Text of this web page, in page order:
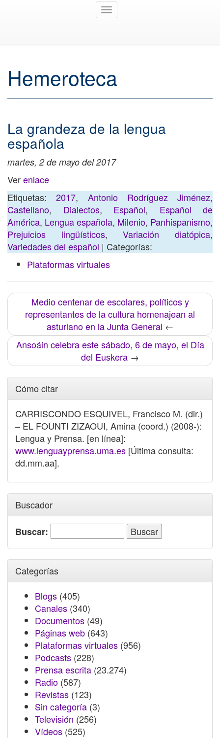
Toggle
Hemeroteca
La grandeza de la lengua
española
martes, 2 de mayo del 2017
Verenlace
Etiquetas:2017, Antonio Rodríguez Jiménez,
Castellano, Dialectos, Español, Español de
América, Lengua española, Milenio, Panhispanismo,
Prejuicios lingüísticos,Variación diatópica,
Variedades del español | Categorías:
Plataformas virtuales
Medio centenar de escolares, políticos y
representantes de la cultura homenajean al
asturiano en la Junta General ←
Ansoáin celebra este sábado, 6 de mayo, el Día
del Euskera →
Cómo citar
CARRISCONDO ESQUIVEL, Francisco M. (dir.)
– EL FOUNTI ZIZAOUI, Amina (coord.) (2008-):
Lengua y Prensa. [en línea]:
www.lenguayprensa.uma.es [Última consulta:
dd.mm.aa].
Buscador
Buscar:
Categorías
Blogs (405)
Canales (340)
Documentos (49)
Páginas web (643)
Plataformas virtuales (956)
Podcasts (228)
Prensa escrita (23.274)
Radio (587)
Revistas (123)
Sin categoría (3)
Televisión (256)
Vídeos (525)